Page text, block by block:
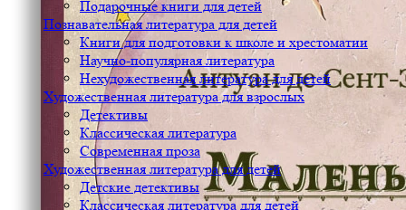
Подарочные книги для детей
Познавательная литература для детей
Книги для подготовки к школе и хрестоматии
Научно-популярная литература
Нехудожественная литература для детей
Художественная литература для взрослых
Детективы
Классическая литература
Современная проза
Художественная литература для детей
Детские детективы
Классическая литература для детей